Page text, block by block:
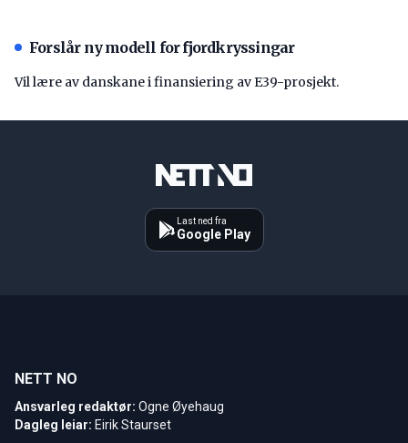
Forslår ny modell for fjordkryssingar
Vil lære av danskane i finansiering av E39-prosjekt.
Last ned fra
Google Play
NETT NO
Ansvarleg redaktør: Ogne Øyehaug
Dagleg leiar: Eirik Staurset